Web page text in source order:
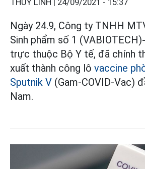
THÙY LINH | 24/09/2021 - 15:37
Ngày 24.9, Công ty TNHH
Sinh phẩm số 1
trực thuộc Bộ Y tế, đã chính
xuất thành công lô vaccine
Sputnik V (Gam-COVID-Vac)
Nam.